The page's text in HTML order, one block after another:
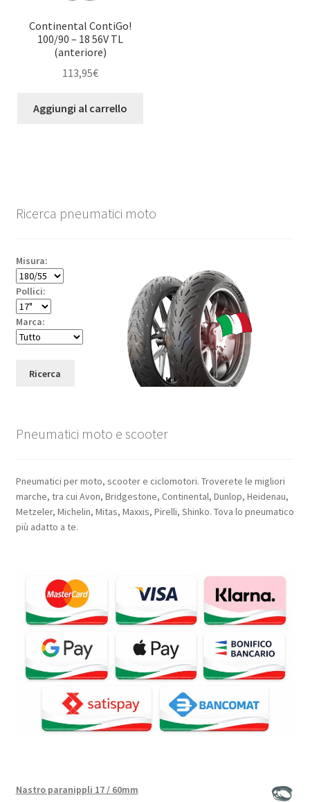
Continental ContiGo!
100/90 – 18 56V TL
(anteriore)
113,95€
Aggiungi al carrello
Ricerca pneumatici moto
Misura:
Pollici:
Marca:
Ricerca
Pneumatici moto e scooter
Pneumatici per moto, scooter e ciclomotori. Troverete le migliori
marche, tra cui Avon, Bridgestone, Continental, Dunlop, Heidenau,
Metzeler, Michelin, Mitas, Maxxis, Pirelli, Shinko. Tova lo pneumatico
più adatto a te.
Nastro paranippli 17 / 60mm